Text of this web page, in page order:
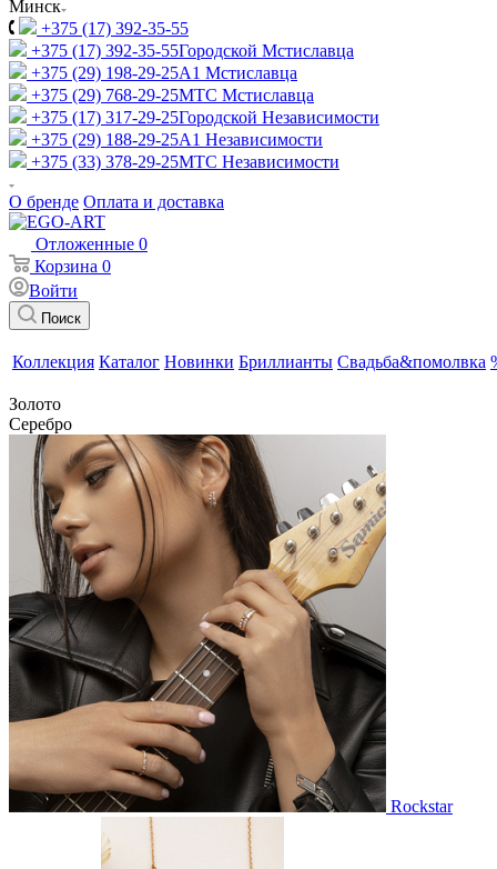
Минск
+375 (17) 392-35-55
+375 (17) 392-35-55Городской Мстиславца
+375 (29) 198-29-25A1 Мстиславца
+375 (29) 768-29-25МТС Мстиславца
+375 (17) 317-29-25Городской Независимости
+375 (29) 188-29-25A1 Независимости
+375 (33) 378-29-25МТС Независимости
О бренде Оплата и доставка
Отложенные 0
Корзина 0
Войти
Поиск
Коллекция Каталог Новинки Бриллианты Свадьба&помолвка
Золото
Серебро
Rockstar